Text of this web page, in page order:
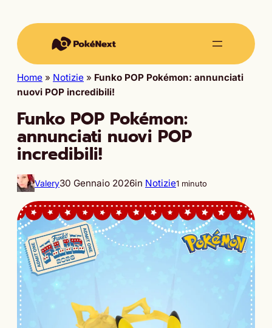
Home » Notizie » Funko POP Pokémon: annunciati
nuovi POP incredibili!
Funko POP Pokémon:
annunciati nuovi POP
incredibili!
Valery30 Gennaio 2026in Notizie1 minuto